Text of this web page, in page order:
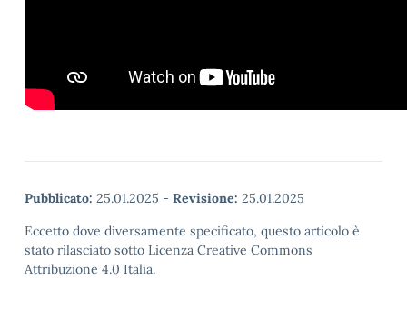
Pubblicato: 25.01.2025 - Revisione: 25.01.2025
Eccetto dove diversamente specificato, questo articolo è
stato rilasciato sotto Licenza Creative Commons
Attribuzione 4.0 Italia.